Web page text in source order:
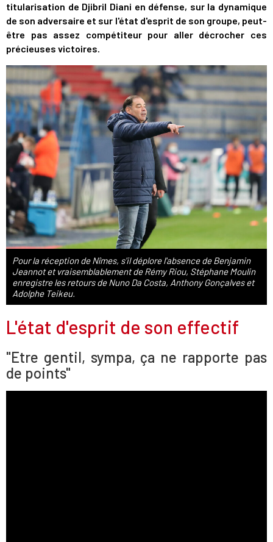
titularisation de Djibril Diani en défense, sur la dynamique
de son adversaire et sur l'état d'esprit de son groupe, peut-
être pas assez compétiteur pour aller décrocher ces
précieuses victoires.
Pour la réception de Nîmes, s'il déplore l'absence de Benjamin
Jeannot et vraisemblablement de Rémy Riou, Stéphane Moulin
enregistre les retours de Nuno Da Costa, Anthony Gonçalves et
Adolphe Teikeu.
L'état d'esprit de son effectif
"Etre gentil, sympa, ça ne rapporte pas
de points"